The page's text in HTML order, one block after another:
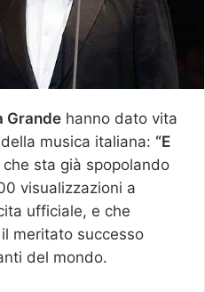
Grande hanno dato vita
musica italiana: “E
sta già spopolando
visualizzazioni a
ufficiale, e che
meritato successo
del mondo.